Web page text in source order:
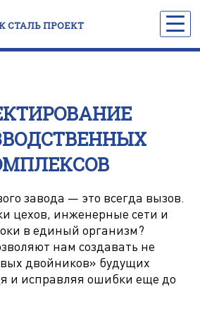
СТАЛЬ ПРОЕКТ
завода — это всегда вызов.
цехов, инженерные сети и
в единый организм?
нам создавать не
двойников» будущих
и исправляя ошибки еще до